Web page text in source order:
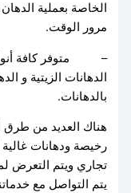
الخاصة بعملية
مرور الوقت.
– متوفر كافة أنواع
الدهانات الزيتية و
بالدهانات.
هناك العديد من طرق
رخيصة ودهانات
تجاري ويتم التعرض
يتم التواصل مع